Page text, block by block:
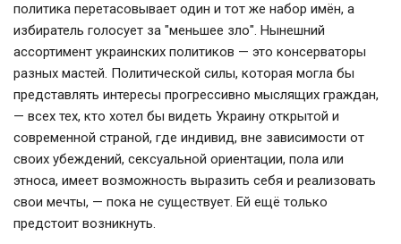
политика перетасовывает один и тот же набор имён, а
избиратель голосует за "меньшее зло". Нынешний
ассортимент украинских политиков — это консерваторы
разных мастей. Политической силы, которая могла бы
представлять интересы прогрессивно мыслящих граждан,
— всех тех, кто хотел бы видеть Украину открытой и
современной страной, где индивид, вне зависимости от
своих убеждений, сексуальной ориентации, пола или
этноса, имеет возможность выразить себя и реализовать
свои мечты, — пока не существует. Ей ещё только
предстоит возникнуть.